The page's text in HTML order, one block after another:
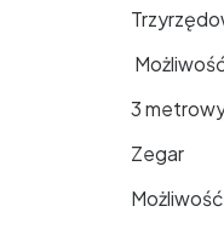
3
Zegar